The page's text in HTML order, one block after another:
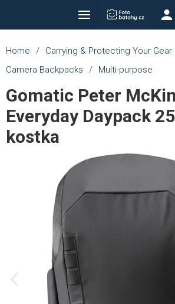
Home / Carrying & Protecting Your Gear
Camera Backpacks
/ Multi-purpose
Gomatic Peter
Everyday Daypack
kostka